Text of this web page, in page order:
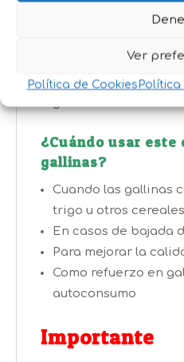
Ver
Política de Cookies
Se puede mezclar
¿Cuándo usar este
gallinas?
Cuando las gallinas
trigo u otros cereales
En casos de bajada
Para mejorar la
Como refuerzo en
autoconsumo
Importante